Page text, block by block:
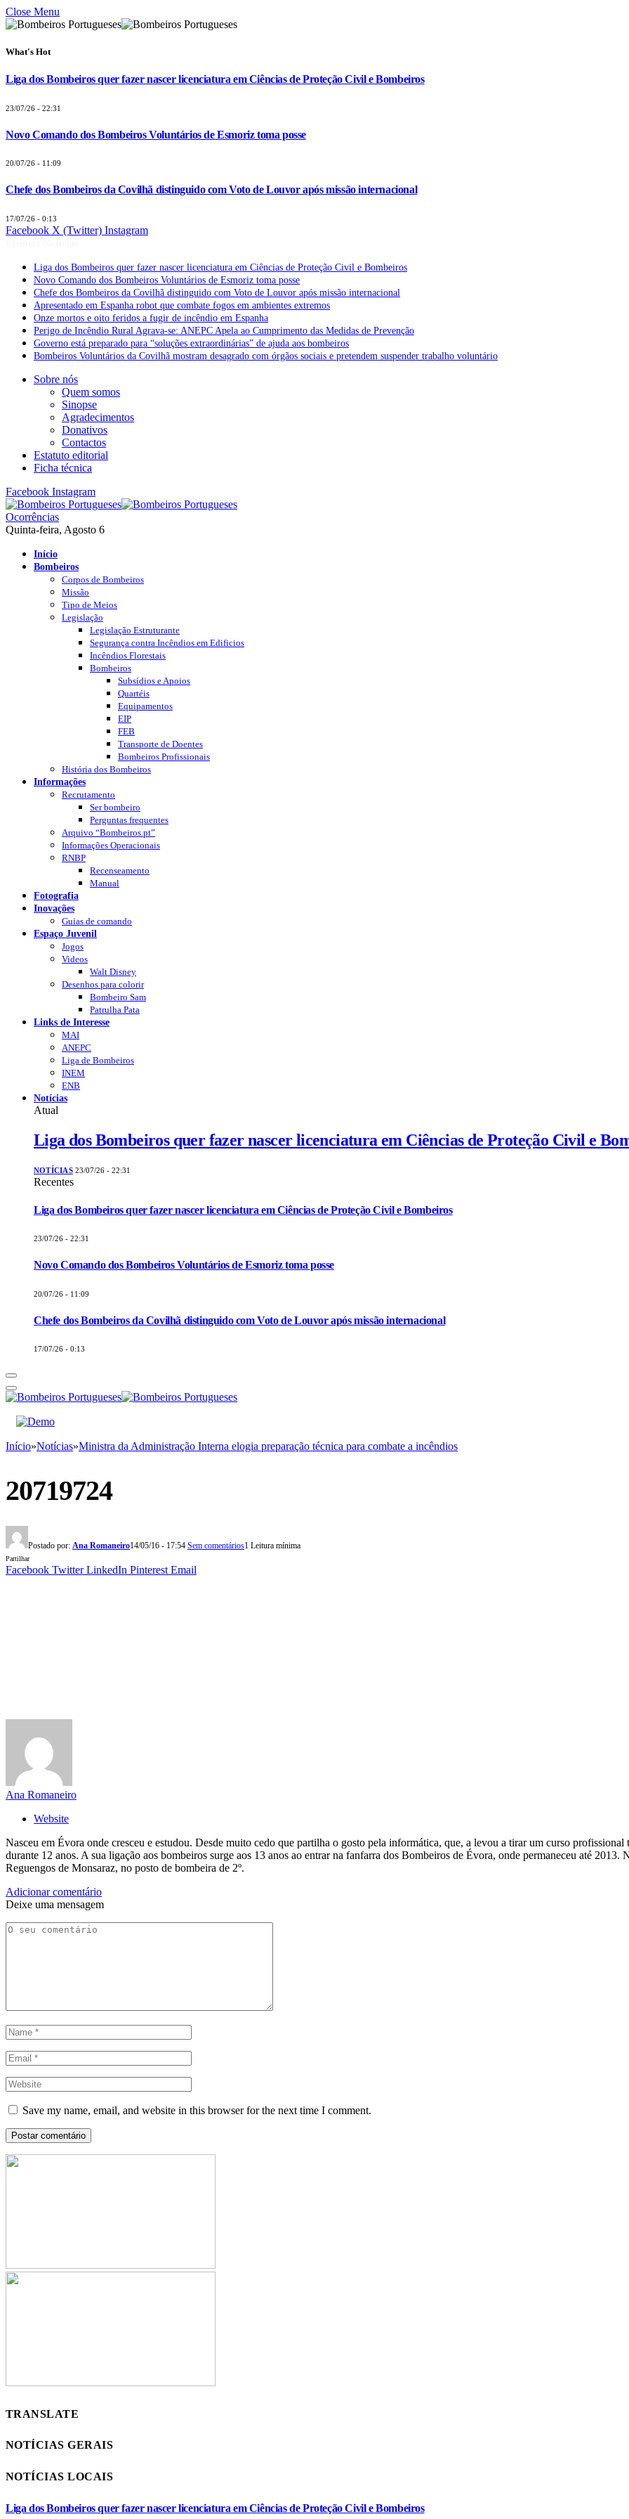
Close Menu
What's Hot
Liga dos Bombeiros quer fazer nascer licenciatura em Ciências de Proteção Civil e Bombeiros
23/07/26 - 22:31
Novo Comando dos Bombeiros Voluntários de Esmoriz toma posse
20/07/26 - 11:09
Chefe dos Bombeiros da Covilhã distinguido com Voto de Louvor após missão internacional
17/07/26 - 0:13
Facebook X (Twitter) Instagram
Liga dos Bombeiros quer fazer nascer licenciatura em Ciências de Proteção Civil e Bombeiros
Novo Comando dos Bombeiros Voluntários de Esmoriz toma posse
Chefe dos Bombeiros da Covilhã distinguido com Voto de Louvor após missão internacional
Apresentado em Espanha robot que combate fogos em ambientes extremos
Onze mortos e oito feridos a fugir de incêndio em Espanha
Perigo de Incêndio Rural Agrava-se: ANEPC Apela ao Cumprimento das Medidas de Prevenção
Governo está preparado para “soluções extraordinárias” de ajuda aos bombeiros
Bombeiros Voluntários da Covilhã mostram desagrado com órgãos sociais e pretendem suspender trabalho voluntário
Sobre nós
Quem somos
Sinopse
Agradecimentos
Donativos
Contactos
Estatuto editorial
Ficha técnica
Facebook Instagram
Ocorrências
Quinta-feira, Agosto 6
Início
Bombeiros
Corpos de Bombeiros
Missão
Tipo de Meios
Legislação
Legislação Estruturante
Segurança contra Incêndios em Edificios
Incêndios Florestais
Bombeiros
Subsídios e Apoios
Quartéis
Equipamentos
EIP
FEB
Transporte de Doentes
Bombeiros Profissionais
História dos Bombeiros
Informações
Recrutamento
Ser bombeiro
Perguntas frequentes
Arquivo “Bombeiros.pt”
Informações Operacionais
RNBP
Recenseamento
Manual
Fotografia
Inovações
Guias de comando
Espaço Juvenil
Jogos
Videos
Walt Disney
Desenhos para colorir
Bombeiro Sam
Patrulha Pata
Links de Interesse
MAI
ANEPC
Liga de Bombeiros
INEM
ENB
Notícias
Atual
Liga dos Bombeiros quer fazer nascer licenciatura em Ciências de Proteção Civil e
NOTÍCIAS 23/07/26 - 22:31
Recentes
Liga dos Bombeiros quer fazer nascer licenciatura em Ciências de Proteção Civil e Bombeiros
23/07/26 - 22:31
Novo Comando dos Bombeiros Voluntários de Esmoriz toma posse
20/07/26 - 11:09
Chefe dos Bombeiros da Covilhã distinguido com Voto de Louvor após missão internacional
17/07/26 - 0:13
Início»Notícias»Ministra da Administração Interna elogia preparação técnica para combate a incêndios
20719724
Postado por: Ana Romaneiro14/05/16 - 17:54 Sem comentários1 Leitura mínima
Partilhar
Facebook Twitter LinkedIn Pinterest Email
Ana Romaneiro
Website
Nasceu em Évora onde cresceu e estudou. Desde muito cedo que partilha o gosto pela informática, que, a levou a tirar um curso
durante 12 anos. A sua ligação aos bombeiros surge aos 13 anos ao entrar na fanfarra dos Bombeiros de Évora, onde permaneceu até
Reguengos de Monsaraz, no posto de bombeira de 2º.
Adicionar comentário
Deixe uma mensagem
Save my name, email, and website in this browser for the next time I comment.
TRANSLATE
NOTÍCIAS GERAIS
NOTÍCIAS LOCAIS
Liga dos Bombeiros quer fazer nascer licenciatura em Ciências de Proteção Civil e Bombeiros